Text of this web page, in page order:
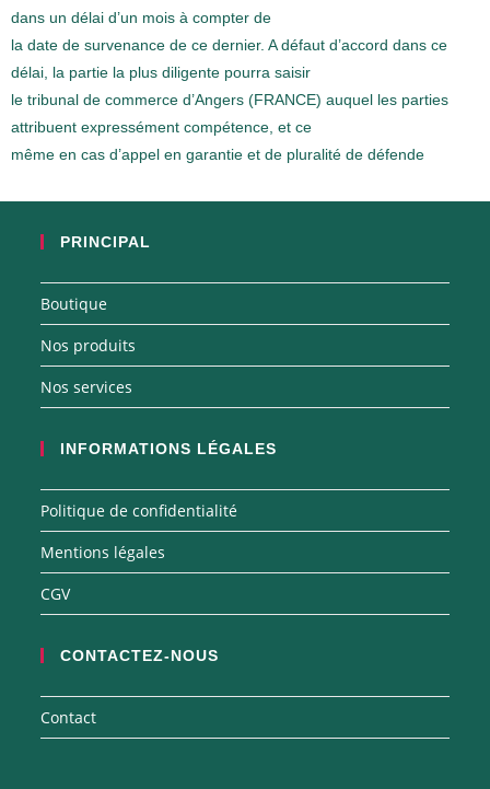
dans un délai d’un mois à compter de
la date de survenance de ce dernier. A défaut d’accord dans ce
délai, la partie la plus diligente pourra saisir
le tribunal de commerce d’Angers (FRANCE) auquel les parties
attribuent expressément compétence, et ce
même en cas d’appel en garantie et de pluralité de défende
PRINCIPAL
Boutique
Nos produits
Nos services
INFORMATIONS LÉGALES
Politique de confidentialité
Mentions légales
CGV
CONTACTEZ-NOUS
Contact